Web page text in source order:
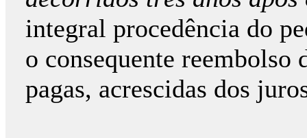
integral procedência do
o consequente reembolso
pagas, acrescidas dos